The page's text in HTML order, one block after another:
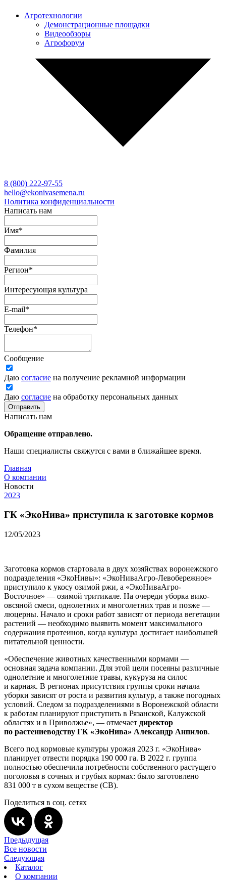
Агротехнологии
Демонстрационные площадки
Видеообзоры
Агрофорум
8 (800) 222-97-55
hello@ekonivasemena.ru
Политика конфиденциальности
Написать нам
Имя*
Фамилия
Регион*
Интересующая культура
E-mail*
Телефон*
Сообщение
Даю согласие на получение рекламной информации
Даю согласие на обработку персональных данных
Отправить
Написать нам
Обращение отправлено.
Наши специалисты свяжутся с вами в ближайшее время.
Главная
О компании
Новости
2023
ГК «ЭкоНива» приступила к заготовке кормов
12/05/2023
Заготовка кормов стартовала в двух хозяйствах воронежского
подразделения «ЭкоНивы»: «ЭкоНиваАгро-Левобережное»
приступило к укосу озимой ржи, а «ЭкоНиваАгро-
Восточное» — озимой тритикале. На очереди уборка вико-
овсяной смеси, однолетних и многолетних трав и позже —
люцерны. Начало и сроки работ зависят от периода вегетации
растений — необходимо выявить момент максимального
содержания протеинов, когда культура достигает наибольшей
питательной ценности.
«Обеспечение животных качественными кормами —
основная задача компании. Для этой цели посеяны различные
однолетние и многолетние травы, кукуруза на силос
и карнаж. В регионах присутствия группы сроки начала
уборки зависят от роста и развития культур, а также погодных
условий. Следом за подразделениями в Воронежской области
к работам планируют приступить в Рязанской, Калужской
областях и в Приволжье», — отмечает директор
по растениеводству ГК «ЭкоНива» Александр Анпилов.
Всего под кормовые культуры урожая 2023 г. «ЭкоНива»
планирует отвести порядка 190 000 га. В 2022 г. группа
полностью обеспечила потребности собственного растущего
поголовья в сочных и грубых кормах: было заготовлено
831 000 т в сухом веществе (СВ).
Поделиться в соц. сетях
Предыдущая
Все новости
Следующая
Каталог
О компании